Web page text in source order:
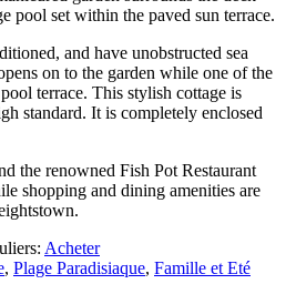
pool set within the paved sun terrace.
and have unobstructed sea
on to the garden while one of the
terrace. This stylish cottage is
standard. It is completely enclosed
the renowned Fish Pot Restaurant
shopping and dining amenities are
Acheter
, Plage Paradisiaque, Famille et Eté